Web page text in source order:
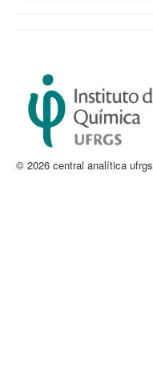
© 2026 central analítica ufrgs